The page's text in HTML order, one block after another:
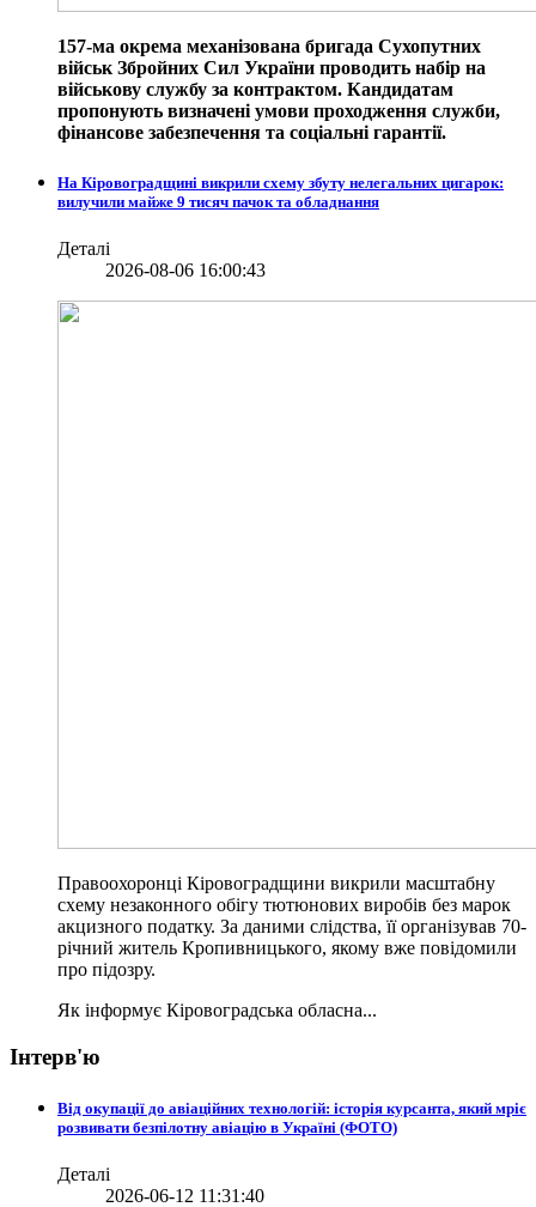
157-ма окрема механізована бригада Сухопутних
військ Збройних Сил України проводить набір на
військову службу за контрактом. Кандидатам
пропонують визначені умови проходження служби,
фінансове забезпечення та соціальні гарантії.
На Кіровоградщині викрили схему збуту нелегальних цигарок:
вилучили майже 9 тисяч пачок та обладнання
Деталі
2026-08-06 16:00:43
Правоохоронці Кіровоградщини викрили масштабну
схему незаконного обігу тютюнових виробів без марок
акцизного податку. За даними слідства, її організував 70-
річний житель Кропивницького, якому вже повідомили
про підозру.
Як інформує Кіровоградська обласна...
Інтерв'ю
Від окупації до авіаційних технологій: історія курсанта, який мріє
розвивати безпілотну авіацію в Україні (ФОТО)
Деталі
2026-06-12 11:31:40